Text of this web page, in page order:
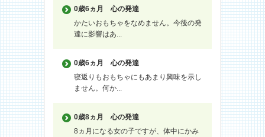
0歳6ヵ月
心の発達
かたいおもちゃをなめません。今後の発
達に影響はあ...
0歳6ヵ月
心の発達
寝返りもおもちゃにもあまり興味を示し
ません。何か...
0歳8ヵ月
心の発達
8ヵ月になる女の子ですが、体中にかみ